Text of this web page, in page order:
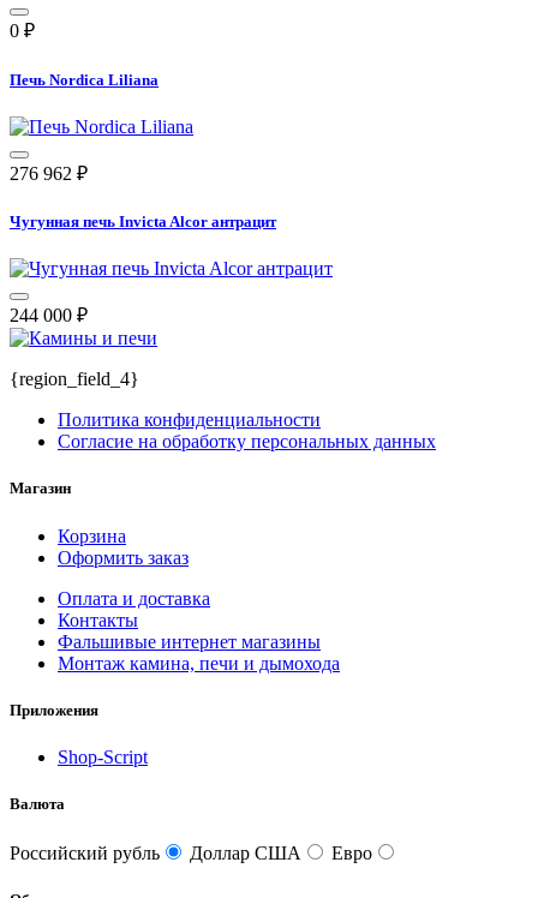
0 ₽
Печь Nordica Liliana
276 962 ₽
Чугунная печь Invicta Alcor антрацит
244 000 ₽
{region_field_4}
Политика конфиденциальности
Согласие на обработку персональных данных
Магазин
Корзина
Оформить заказ
Оплата и доставка
Контакты
Фальшивые интернет магазины
Монтаж камина, печи и дымохода
Приложения
Shop-Script
Валюта
Российский рубль Доллар США Евро